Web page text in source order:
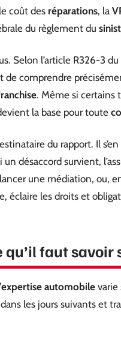
coût des réparations, la
du règlement du
Selon l’article R326-3
de comprendre
. Même si certains
la base pour toute
du rapport. Il
désaccord survient,
une médiation, ou,
éclaire les droits et
qu’il faut
automobile varie
les jours suivants et